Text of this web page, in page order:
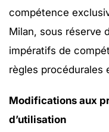
compétence
Milan, sous réserve
impératifs de
règles procédurales
Modifications aux
d’utilisation